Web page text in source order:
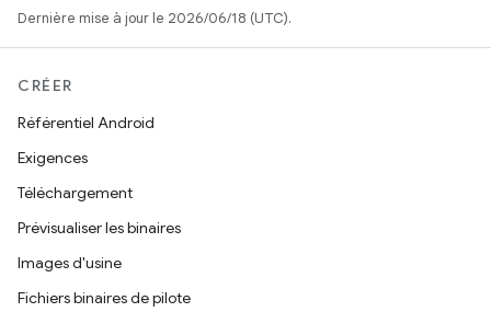
Dernière mise à jour le 2026/06/18 (UTC).
CRÉER
Référentiel Android
Exigences
Téléchargement
Prévisualiser les binaires
Images d'usine
Fichiers binaires de pilote